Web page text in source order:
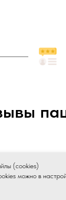
(cookies)
можно в